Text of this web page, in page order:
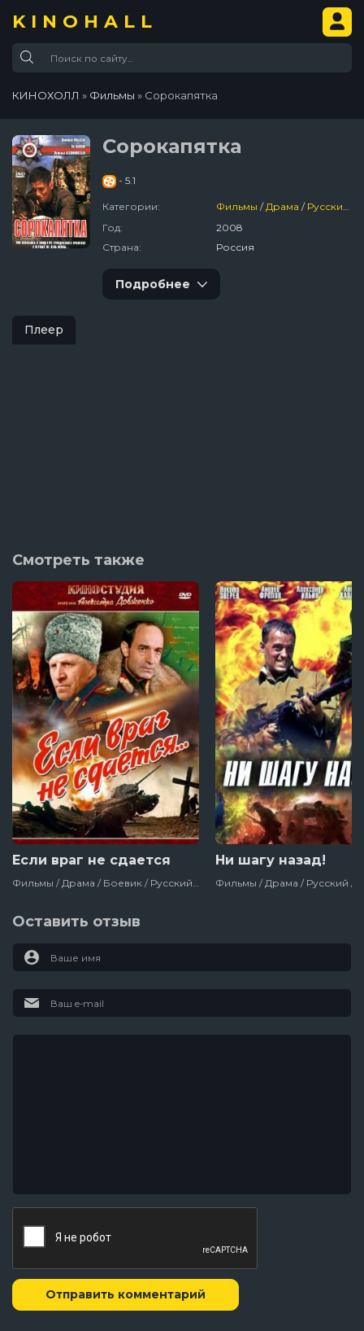
KINOHALL
КИНОХОЛЛ » Фильмы » Сорокапятка
Сорокапятка
- 5.1
Категории: Фильмы /Драма / Русский
Год:
2008
Страна:
Россия
Подробнее
Плеер
Смотреть также
Если враг не сдается Ни шагу назад!
Оставить отзыв
Отправить комментарий